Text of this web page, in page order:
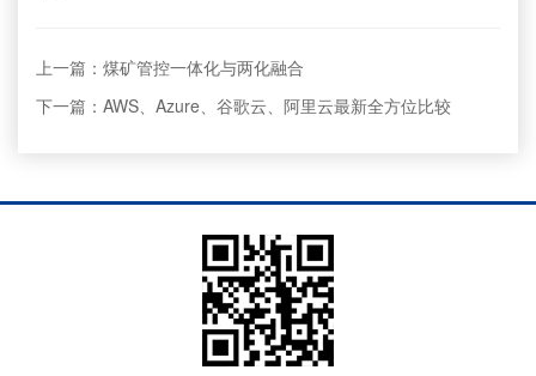
上一篇：煤矿管控一体化与两化融合
下一篇：AWS、Azure、谷歌云、阿里云最新全方位比较